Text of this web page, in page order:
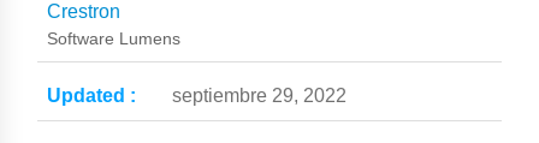
Crestron
Software Lumens
septiembre 29, 2022